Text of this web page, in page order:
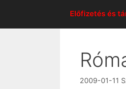
Előfizetés és
2009-01-11